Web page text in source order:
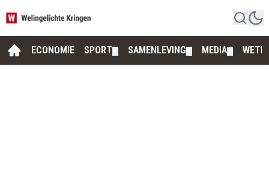
ECONOMIE SPORT SAMENLEVING MEDIA